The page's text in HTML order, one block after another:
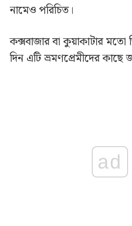
নামেও পরিচিত।
কক্সবাজার বা কুয়াকাটার মতো
দিন এটি ভ্রমণপ্রেমীদের
ad